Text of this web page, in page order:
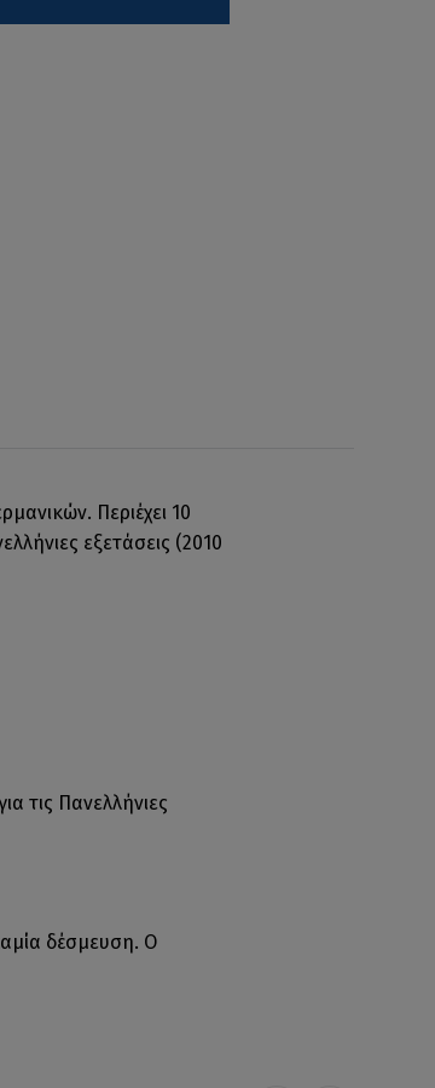
Περιέχει 10
εξετάσεις (2010
τις Πανελλήνιες
δέσμευση. Ο